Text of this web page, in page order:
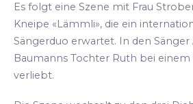
Es folgt eine Szene mit Frau
Kneipe «Lämmli», die ein
Sängerduo erwartet. In den Sänger
Baumanns Tochter Ruth bei
verliebt.